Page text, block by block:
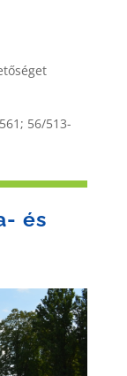
56/513-
és